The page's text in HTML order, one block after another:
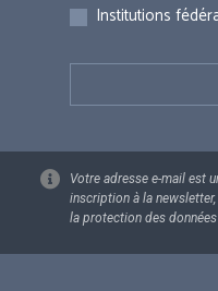
Institutions
Votre adresse e-mail est
inscription à la
la protection des